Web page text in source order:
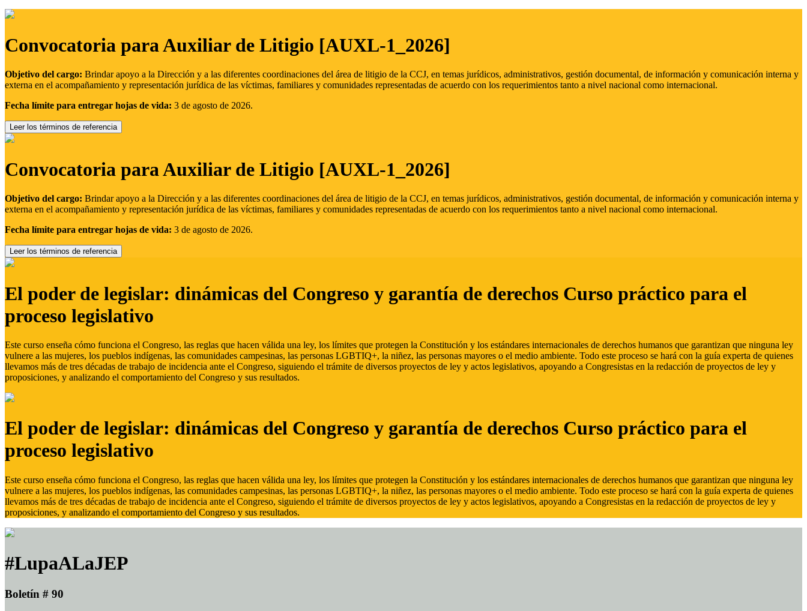
Convocatoria para Auxiliar de Litigio [AUXL-1_2026]
Objetivo del cargo: Brindar apoyo a la Dirección y a las diferentes coordinaciones del área de litigio de la CCJ, en temas jurídicos, administrativos, gestión documental, de información y comunicación interna y
externa en el acompañamiento y representación jurídica de las víctimas, familiares y comunidades representadas de acuerdo con los requerimientos tanto a nivel nacional como internacional.
Fecha límite para entregar hojas de vida: 3 de agosto de 2026.
Leer los términos de referencia
Convocatoria para Auxiliar de Litigio [AUXL-1_2026]
Objetivo del cargo: Brindar apoyo a la Dirección y a las diferentes coordinaciones del área de litigio de la CCJ, en temas jurídicos, administrativos, gestión documental, de información y comunicación interna y
externa en el acompañamiento y representación jurídica de las víctimas, familiares y comunidades representadas de acuerdo con los requerimientos tanto a nivel nacional como internacional.
Fecha límite para entregar hojas de vida: 3 de agosto de 2026.
Leer los términos de referencia
El poder de legislar: dinámicas del Congreso y garantía de derechos Curso práctico para el
proceso legislativo
Este curso enseña cómo funciona el Congreso, las reglas que hacen válida una ley, los límites que protegen la Constitución y los estándares internacionales de derechos humanos que garantizan que ninguna ley
vulnere a las mujeres, los pueblos indígenas, las comunidades campesinas, las personas LGBTIQ+, la niñez, las personas mayores o el medio ambiente. Todo este proceso se hará con la guía experta de quienes
llevamos más de tres décadas de trabajo de incidencia ante el Congreso, siguiendo el trámite de diversos proyectos de ley y actos legislativos, apoyando a Congresistas en la redacción de proyectos de ley y
proposiciones, y analizando el comportamiento del Congreso y sus resultados.
El poder de legislar: dinámicas del Congreso y garantía de derechos Curso práctico para el
proceso legislativo
Este curso enseña cómo funciona el Congreso, las reglas que hacen válida una ley, los límites que protegen la Constitución y los estándares internacionales de derechos humanos que garantizan que ninguna ley
vulnere a las mujeres, los pueblos indígenas, las comunidades campesinas, las personas LGBTIQ+, la niñez, las personas mayores o el medio ambiente. Todo este proceso se hará con la guía experta de quienes
llevamos más de tres décadas de trabajo de incidencia ante el Congreso, siguiendo el trámite de diversos proyectos de ley y actos legislativos, apoyando a Congresistas en la redacción de proyectos de ley y
proposiciones, y analizando el comportamiento del Congreso y sus resultados.
#LupaALaJEP
Boletín # 90